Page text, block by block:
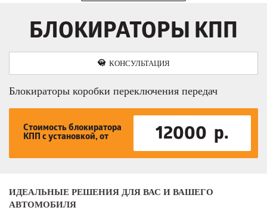
БЛОКИРАТОРЫ КПП
КОНСУЛЬТАЦИЯ
Блокираторы коробки переключения передач
Стоимость блокиратора
КПП с установкой, от
12000 р.
ИДЕАЛЬНЫЕ РЕШЕНИЯ ДЛЯ ВАС И ВАШЕГО
АВТОМОБИЛЯ